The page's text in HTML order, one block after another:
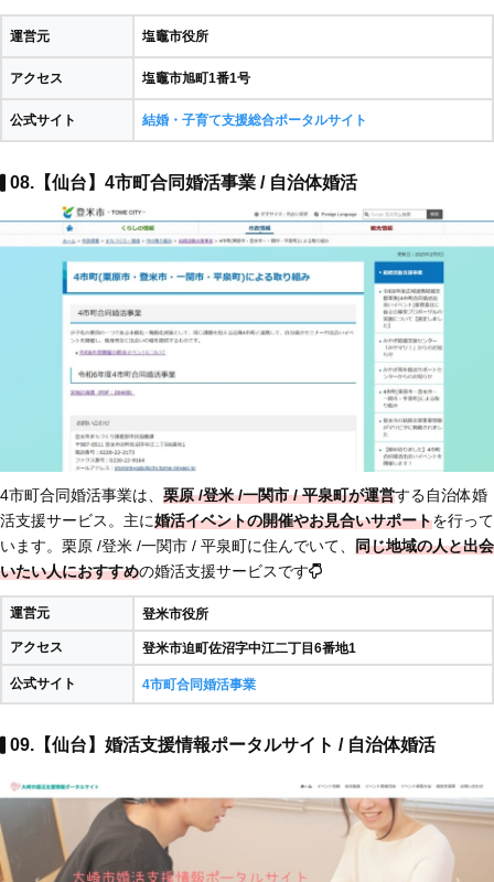
運営元 塩竈市役所
アクセス 塩竈市旭町1番1号
公式サイト 結婚・子育て支援総合ポータルサイト
08.【仙台】4市町合同婚活事業 / 自治体婚活
4市町合同婚活事業は、 栗原 /登米 /一関市 / 平泉町が運営する自治体婚
活支援サービス。主に婚活イベントの開催やお見合いサポートを行って
います。栗原 /登米 /一関市 / 平泉町に住んでいて、 同じ地域の人と出会
いたい人におすすめの婚活支援サービスです
運営元 登米市役所
アクセス 登米市迫町佐沼字中江二丁目6番地1
公式サイト 4市町合同婚活事業
09.【仙台】婚活支援情報ポータルサイト / 自治体婚活